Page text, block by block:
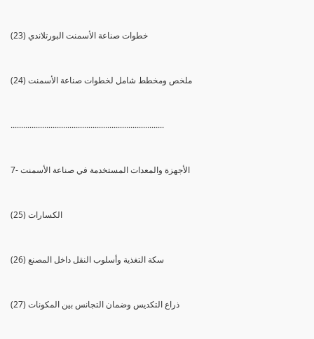
(23) خطوات صناعة الأسمنت البورتلاندي
(24) ملخص ومخطط شامل لخطوات صناعة الأسمنت
.........................................................................
7- الأجهزة والمعدات المستخدمة في صناعة الأسمنت
(25) الكسارات
(26) سكة التغذية وأسلوب النقل داخل المصنع
(27) ذراع التكديس وضمان التجانس بين المكونات